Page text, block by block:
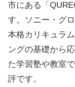
市にある「
す。ソニー・グ
本格カリキュラ
ングの基礎から
た学習塾や教室
評です。